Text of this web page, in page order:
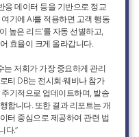
응 데이터 등을 기반으로 정교
기에 AI를 적용하면 고객 행동
높은 리드’를 자동 선별하고,
효율이 크게 올라갑니다.
는 저희가 가장 중요하게 관리
티 DB는 전시회·웨비나 참가
기적으로 업데이트하며, 발송
합니다. 또한 결과 리포트는 개
터 중심으로 제공하여 관련 법
다.”